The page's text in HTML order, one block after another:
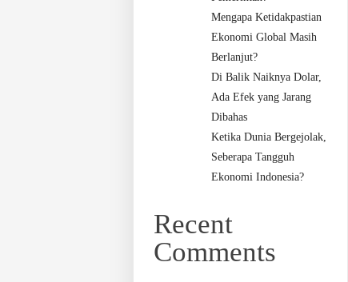
Mengapa Ketidakpastian
Ekonomi Global Masih
Berlanjut?
Di Balik Naiknya Dolar,
Ada Efek yang Jarang
Dibahas
Ketika Dunia Bergejolak,
Seberapa Tangguh
Ekonomi Indonesia?
Recent
Comments